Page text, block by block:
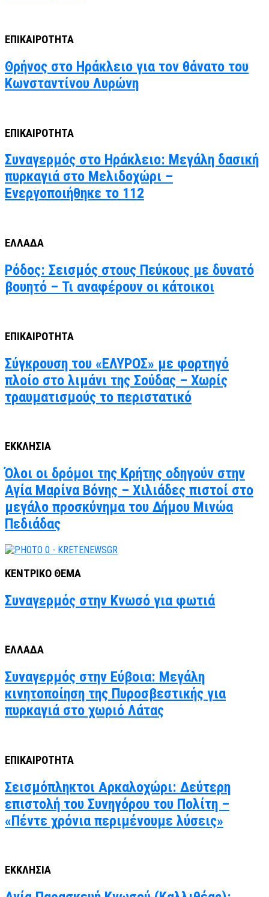
ΕΠΙΚΑΙΡΟΤΗΤΑ
Θρήνος στο Ηράκλειο για τον θάνατο του
Κωνσταντίνου Λυρώνη
ΕΠΙΚΑΙΡΟΤΗΤΑ
Συναγερμός στο Ηράκλειο: Μεγάλη δασική
πυρκαγιά στο Μελιδοχώρι –
Ενεργοποιήθηκε το 112
ΕΛΛΑΔΑ
Ρόδος: Σεισμός στους Πεύκους με δυνατό
βουητό – Τι αναφέρουν οι κάτοικοι
ΕΠΙΚΑΙΡΟΤΗΤΑ
Σύγκρουση του «ΕΛΥΡΟΣ» με φορτηγό
πλοίο στο λιμάνι της Σούδας – Χωρίς
τραυματισμούς το περιστατικό
ΕΚΚΛΗΣΙΑ
Όλοι οι δρόμοι της Κρήτης οδηγούν στην
Αγία Μαρίνα Βόνης – Χιλιάδες πιστοί στο
μεγάλο προσκύνημα του Δήμου Μινώα
Πεδιάδας
ΚΕΝΤΡΙΚΟ ΘΕΜΑ
Συναγερμός στην Κνωσό για φωτιά
ΕΛΛΑΔΑ
Συναγερμός στην Εύβοια: Μεγάλη
κινητοποίηση της Πυροσβεστικής για
πυρκαγιά στο χωριό Λάτας
ΕΠΙΚΑΙΡΟΤΗΤΑ
Σεισμόπληκτοι Αρκαλοχώρι: Δεύτερη
επιστολή του Συνηγόρου του Πολίτη –
«Πέντε χρόνια περιμένουμε λύσεις»
ΕΚΚΛΗΣΙΑ